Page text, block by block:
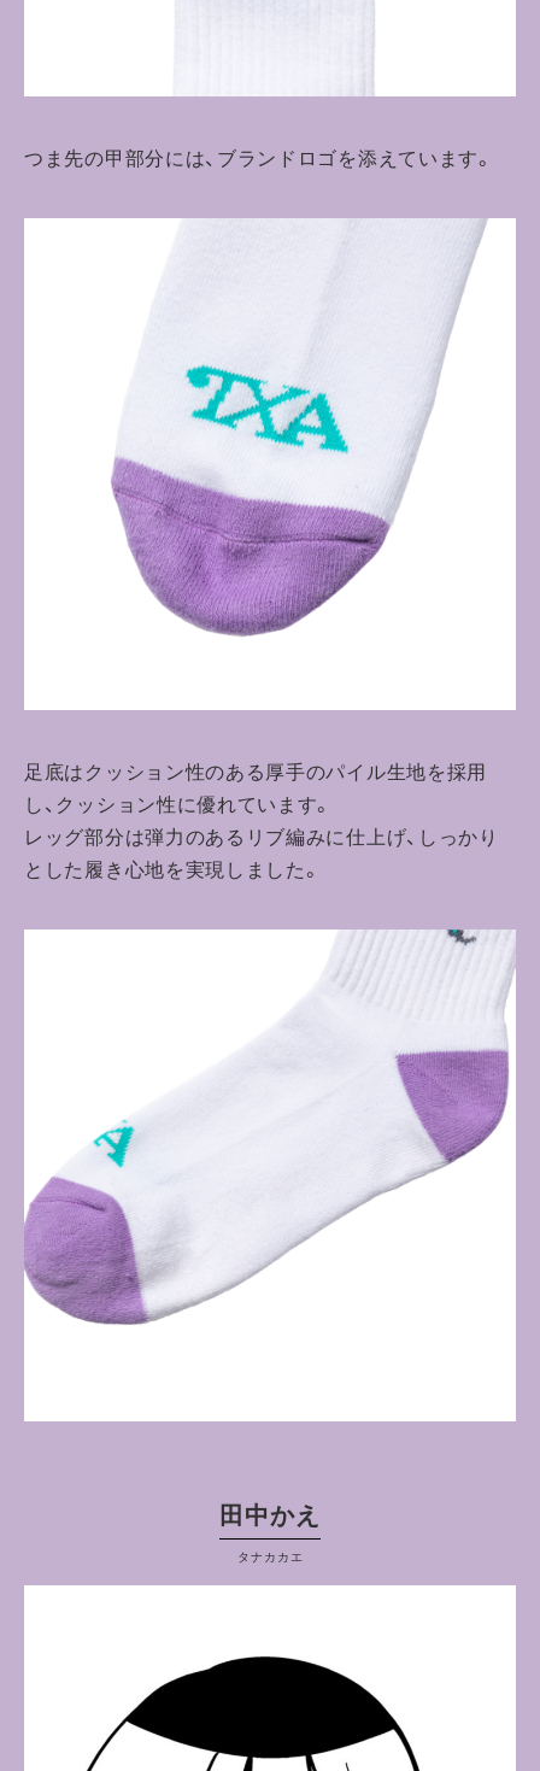
つま先の甲部分には、ブランドロゴを添えています。
足底はクッション性のある厚手のパイル生地を採用
し、クッション性に優れています。
レッグ部分は弾力のあるリブ編みに仕上げ、しっかり
とした履き心地を実現しました。
田中かえ
タナカカエ